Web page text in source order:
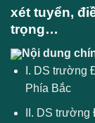
xét tuyển,
trọng…
Nội dung
I. DS trường
Phía Bắc
II. DS